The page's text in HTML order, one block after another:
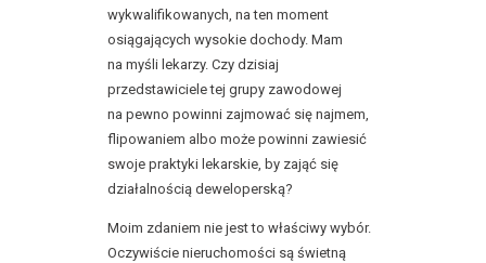
wykwalifikowanych, na ten moment
osiągających wysokie dochody. Mam
na myśli lekarzy. Czy dzisiaj
przedstawiciele tej grupy zawodowej
na pewno powinni zajmować się najmem,
flipowaniem albo może powinni zawiesić
swoje praktyki lekarskie, by zająć się
działalnością deweloperską?
Moim zdaniem nie jest to właściwy wybór.
Oczywiście nieruchomości są świetną